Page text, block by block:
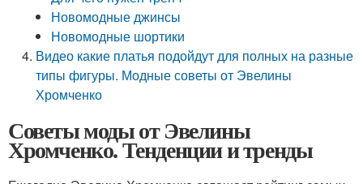
Новомодные джинсы
Новомодные шортики
Видео какие платья подойдут для полных на разные
типы фигуры. Модные советы от Эвелины
Хромченко
Советы моды от Эвелины
Хромченко. Тенденции и тренды